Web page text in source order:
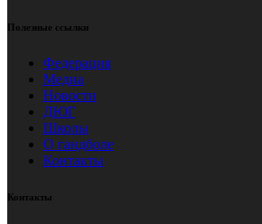
Полезные ссылки
Федерация
Медиа
Новости
ДЮГ
Школы
О гандболе
Контакты
Контакты